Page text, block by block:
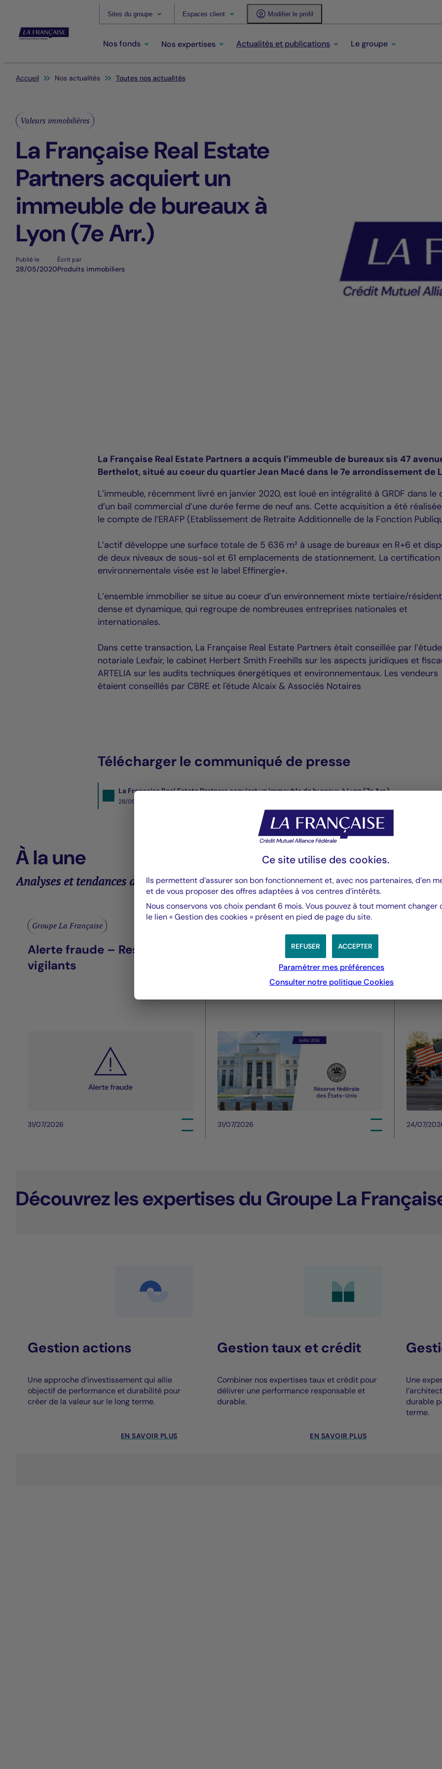
Sites du groupe Espaces client Modifier le profil
Nos fonds Nos expertises Actualités et publications Le groupe
Vous êtes ici:
Accueil Nos actualités Toutes nos actualités
Valeurs immobilières
La Française Real Estate
Partners acquiert un
immeuble de bureaux à
Lyon (7e Arr.)
Publié le
28/05/2020
Écrit par
Produits immobiliers
La Française Real Estate Partners a acquis l’immeuble de bureaux sis 47
Berthelot, situé au coeur du quartier Jean Macé dans le 7e arrondissement de
L’immeuble, récemment livré en janvier 2020, est loué en intégralité à GRDF dans le
d’un bail commercial d’une durée ferme de neuf ans. Cette acquisition a été
le compte de l’ERAFP (Etablissement de Retraite Additionnelle de la Fonction
L’actif développe une surface totale de 5 636 m² à usage de bureaux en R+6 et
de deux niveaux de sous-sol et 61 emplacements de stationnement. La certification
environnementale visée est le label Effinergie+.
L’ensemble immobilier se situe au coeur d’un environnement mixte tertiaire/
dense et dynamique, qui regroupe de nombreuses entreprises nationales et
internationales.
Dans cette transaction, La Française Real Estate Partners était conseillée par l’étude
notariale Lexfair, le cabinet Herbert Smith Freehills sur les aspects juridiques et
ARTELIA sur les audits techniques énergétiques et environnementaux. Les vendeurs
étaient conseillés par CBRE et l'étude Alcaix & Associés Notaires
Télécharger le communiqué de presse
La Française Real Estate Partners acquiert un immeuble de bureaux à Lyon (7e Arr.)
28/05/2020- PDF
À la une
Analyses et tendances des marchés
Groupe La Française
Alerte fraude – Restez
vigilants
31/07/2026
Fed - juillet 2026 : La Fed
maintient des taux stables
31/07/2026
été
24/07/
Découvrez les expertises du Groupe La
Gestion actions
Une approche d’investissement qui allie
objectif de performance et durabilité pour
créer de la valeur sur le long terme.
EN SAVOIR PLUS
Gestion taux et crédit
Combiner nos expertises taux et crédit pour
délivrer une performance responsable et
durable.
EN SAVOIR PLUS
Une
durable
terme.
Ce site utilise des cookies.
Ils permettent d’assurer son bon fonctionnement et, avec nos partenaires, d’en
et de vous proposer des offres adaptées à vos centres d’intérêts.
Nous conservons vos choix pendant 6 mois. Vous pouvez à tout moment changer
le lien « Gestion des cookies » présent en pied de page du site.
ACCEPTER
REFUSER
Paramétrer mes préférences
Consulter notre politiqueCookies